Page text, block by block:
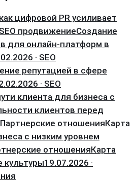
цифровой PR усиливает
продвижениеСоздание
для онлайн-платформ в
· SEO
репутацией в сфере
· SEO
клиента для бизнеса с
клиентов перед
Партнерские отношенияКарта
с низким уровнем
отношенияКарта
культуры19.07.2026 ·